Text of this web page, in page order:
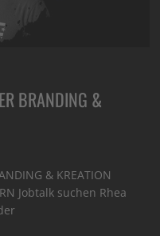
BRANDING &
& KREATION
Jobtalk suchen Rhea